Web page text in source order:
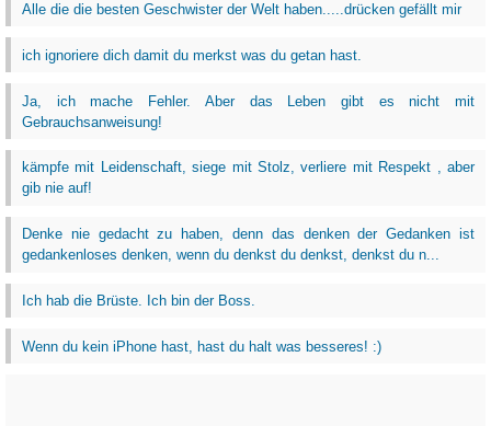
Alle die die besten Geschwister der Welt haben.....drücken gefällt mir
ich ignoriere dich damit du merkst was du getan hast.
Ja, ich mache Fehler. Aber das Leben gibt es nicht mit
Gebrauchsanweisung!
kämpfe mit Leidenschaft, siege mit Stolz, verliere mit Respekt , aber
gib nie auf!
Denke nie gedacht zu haben, denn das denken der Gedanken ist
gedankenloses denken, wenn du denkst du denkst, denkst du n...
Ich hab die Brüste. Ich bin der Boss.
Wenn du kein iPhone hast, hast du halt was besseres! :)